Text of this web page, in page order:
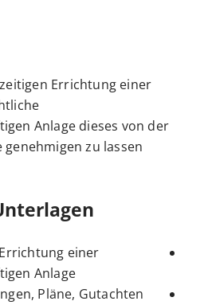
Errichtung einer
Anlage dieses von der
zu lassen.
einer
Anlage
Pläne, Gutachten